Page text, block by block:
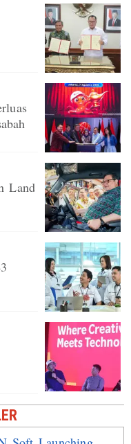
Land